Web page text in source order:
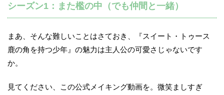
シーズン1：また檻の中（でも仲間と一緒）
まあ、そんな難しいことはさておき、『スイート・トゥース
鹿の角を持つ少年』の魅力は主人公の可愛さじゃないです
か。
見てください、この公式メイキング動画を。微笑ましすぎ